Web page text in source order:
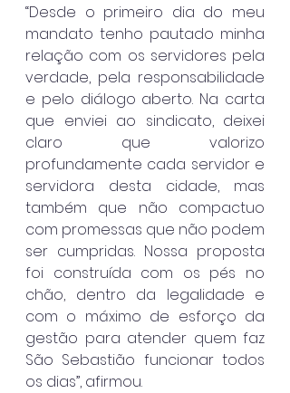
“Desde o primeiro dia do meu
mandato tenho pautado minha
relação com os servidores pela
verdade, pela responsabilidade
e pelo diálogo aberto. Na carta
que enviei ao sindicato, deixei
claro que valorizo
profundamente cada servidor e
servidora desta cidade, mas
também que não compactuo
com promessas que não podem
ser cumpridas. Nossa proposta
foi construída com os pés no
chão, dentro da legalidade e
com o máximo de esforço da
gestão para atender quem faz
São Sebastião funcionar todos
os dias”, afirmou.